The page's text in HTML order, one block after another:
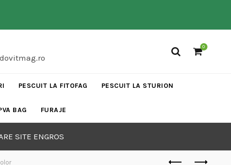
0
PESCUIT LA FITOFAG PESCUIT LA STURION
BAG FURAJE
SITE ENGROS